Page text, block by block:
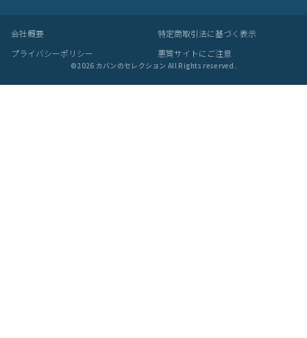
会社概要
特定商取引法に基づく表示
プライバシーポリシー
悪質サイトにご注意
©2026 カバンのセレクション All Rights reserved.